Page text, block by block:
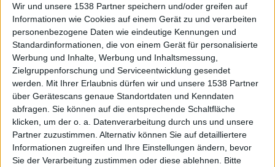
Wir und unsere 1538 Partner speichern und/oder greifen auf
Informationen wie Cookies auf einem Gerät zu und verarbeiten
personenbezogene Daten wie eindeutige Kennungen und
Standardinformationen, die von einem Gerät für personalisierte
Werbung und Inhalte, Werbung und Inhaltsmessung,
Zielgruppenforschung und Serviceentwicklung gesendet
werden.
Mit Ihrer Erlaubnis dürfen wir und unsere 1538 Partner
über Gerätescans genaue Standortdaten und Kenndaten
abfragen. Sie können auf die entsprechende Schaltfläche
klicken, um der o. a. Datenverarbeitung durch uns und unsere
Partner zuzustimmen. Alternativ können Sie auf detailliertere
Informationen zugreifen und Ihre Einstellungen ändern, bevor
Sie der Verarbeitung zustimmen oder diese ablehnen.
Bitte